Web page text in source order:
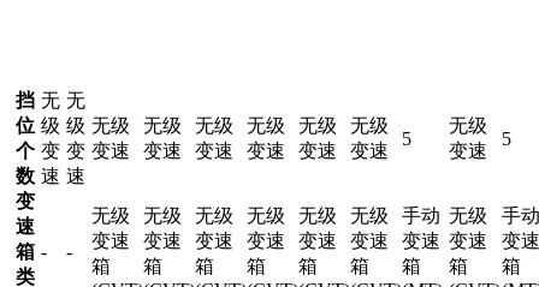
挡
位
个
数
无
级
变
速
无
级
变
速
无级
变速
无级
变速
无级
变速
无级
变速
无级
变速
无级
变速
5
无级
变速
5
变
速
箱
类
- -
无级
变速
箱
无级
变速
箱
无级
变速
箱
无级
变速
箱
无级
变速
箱
无级
变速
箱
手动
变速
箱
无级
变速
箱
手动
变速
箱